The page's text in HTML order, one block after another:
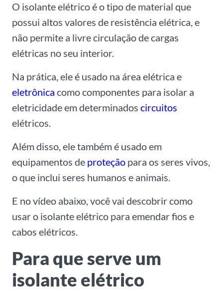
O isolante elétrico é o tipo de material que
possui altos valores de resistência elétrica, e
não permite a livre circulação de cargas
elétricas no seu interior.
Na prática, ele é usado na área elétrica e
eletrônica como componentes para isolar a
eletricidade em determinados circuitos
elétricos.
Além disso, ele também é usado em
equipamentos de proteção para os seres vivos,
o que inclui seres humanos e animais.
E no vídeo abaixo, você vai descobrir como
usar o isolante elétrico para emendar fios e
cabos elétricos.
Para que serve um
isolante elétrico